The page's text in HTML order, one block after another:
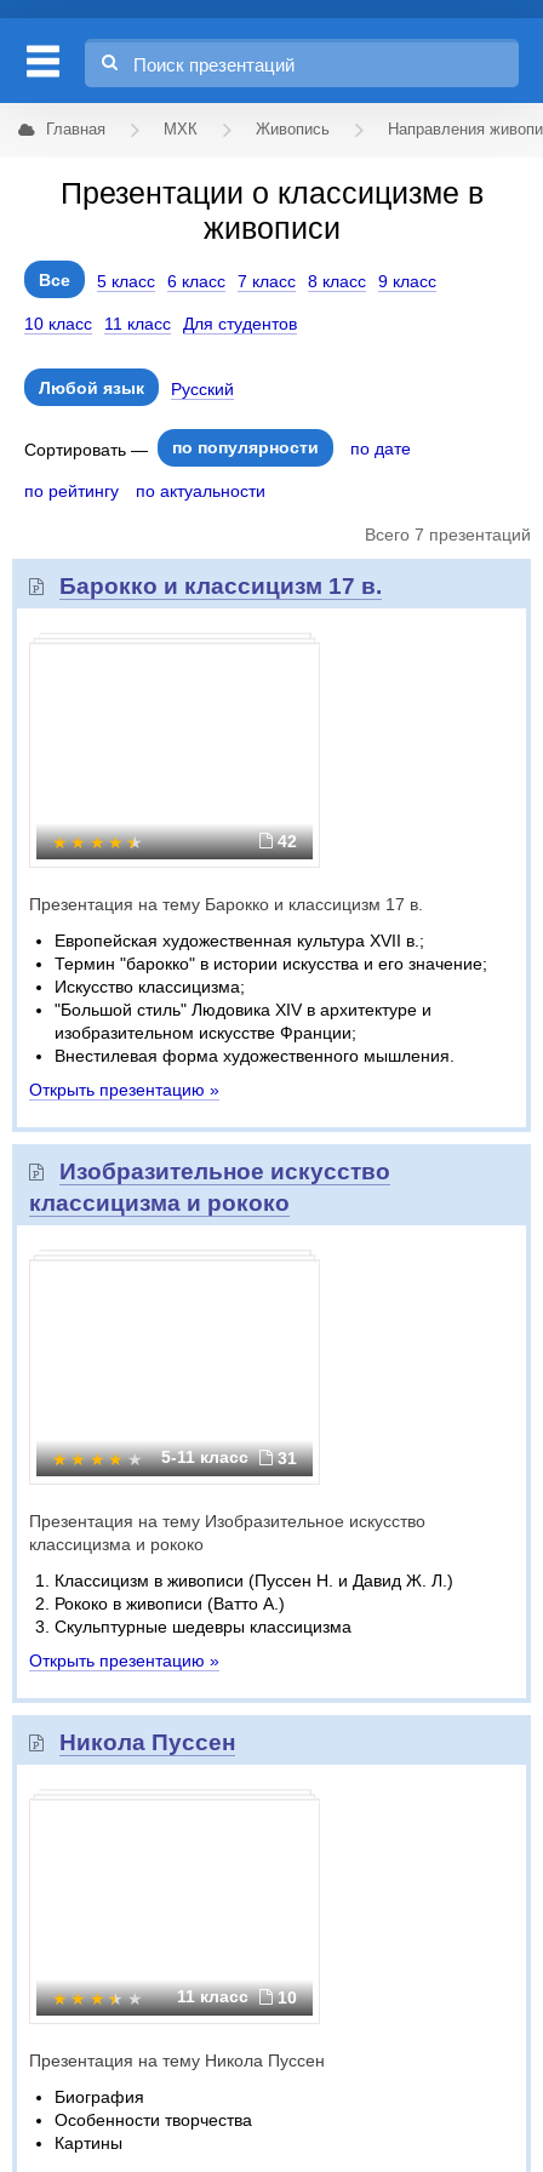
Главная МХК Живопись Направления
Презентации о классицизме в
живописи
Все 5 класс 6 класс 7 класс 8 класс 9 класс
10 класс 11 класс Для студентов
Любой язык Русский
Сортировать — по популярности по дате
по рейтингу по актуальности
Всего 7 презентаций
Барокко и классицизм 17 в.
42
Презентация на тему Барокко и классицизм 17 в.
Европейская художественная культура XVII в.;
Термин "барокко" в истории искусства и его значение;
Искусство классицизма;
"Большой стиль" Людовика XIV в архитектуре и
изобразительном искусстве Франции;
Внестилевая форма художественного мышления.
Открыть презентацию »
Изобразительное искусство
классицизма и рококо
5-11 класс 31
Презентация на тему Изобразительное искусство
классицизма и рококо
Классицизм в живописи (Пуссен Н. и Давид Ж. Л.)
Рококо в живописи (Ватто А.)
Скульптурные шедевры классицизма
Открыть презентацию »
Никола Пуссен
11 класс 10
Презентация на тему Никола Пуссен
Биография
Особенности творчества
Картины